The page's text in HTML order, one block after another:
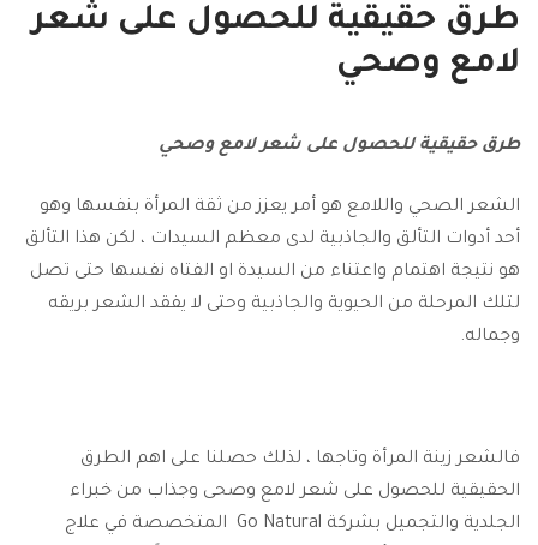
طرق حقيقية للحصول على شعر
لامع وصحي
طرق حقيقية للحصول على شعر لامع وصحي
الشعر الصحي واللامع هو أمر يعزز من ثقة المرأة بنفسها وهو
أحد أدوات التألق والجاذبية لدى معظم السيدات ، لكن هذا التألق
هو نتيجة اهتمام واعتناء من السيدة او الفتاه نفسها حتى تصل
لتلك المرحلة من الحيوية والجاذبية وحتى لا يفقد الشعر بريقه
وجماله.
فالشعر زينة المرأة وتاجها ، لذلك حصلنا على اهم الطرق
الحقيقية للحصول على شعر لامع وصحى وجذاب من خبراء
الجلدية والتجميل بشركة Go Natural المتخصصة في علاج